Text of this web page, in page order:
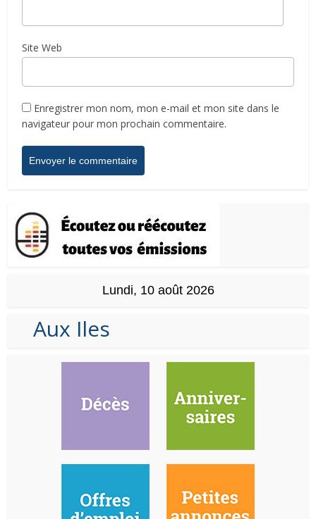
Site Web
Enregistrer mon nom, mon e-mail et mon site dans le
navigateur pour mon prochain commentaire.
Lundi, 10 août 2026
Aux Iles